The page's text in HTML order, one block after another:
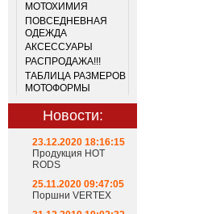
МОТОХИМИЯ
ПОВСЕДНЕВНАЯ
ОДЕЖДА
АКСЕССУАРЫ
РАСПРОДАЖА!!!
ТАБЛИЦА РАЗМЕРОВ
МОТОФОРМЫ
Новости:
23.12.2020 18:16:15
Продукция HOT
RODS
25.11.2020 09:47:05
Поршни VERTEX